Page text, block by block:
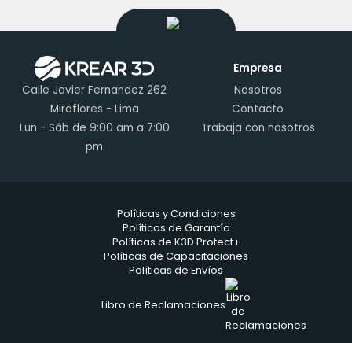
Calle Javier Fernandez 262
Miraflores - Lima
Lun - Sáb de 9:00 am a 7:00
pm
Empresa
Nosotros
Contacto
Trabaja con nosotros
Políticas y Condiciones
Políticas de Garantía
Políticas de K3D Protect+
Políticas de Capacitaciones
Políticas de Envíos
Libro de Reclamaciones